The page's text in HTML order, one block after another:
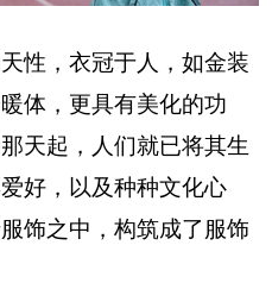
，衣冠于人，如金装
体，更具有美化的功
天起，人们就已将其生
好，以及种种文化心
饰之中，构筑成了服饰